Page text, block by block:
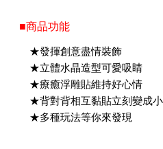
■商品功能
★發揮創意盡情裝飾
★立體水晶造型可愛吸睛
★療癒浮雕貼維持好心情
★背對背相互黏貼立刻變成
★多種玩法等你來發現